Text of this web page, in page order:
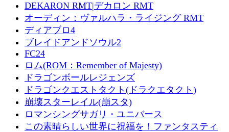
DEKARON RMT|デカロン RMT
オーディン：ヴァルハラ・ライジング RMT
ディアブロ4
ブレイドアンドソウル2
FC24
ロム(ROM：Remember of Majesty)
ドラゴンボールレジェンズ
ドラゴンクエストタクト(ドラクエタクト)
崩壊スターレイル(崩スタ)
ロマンシングサガリ・ユニバース
この素晴らしい世界に祝福を！ファンタスティ